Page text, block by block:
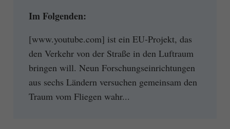
Im Folgenden:
[www.youtube.com] ist ein EU-Projekt, das
den Verkehr von der Straße in den Luftraum
bringen will. Neun Forschungseinrichtungen
aus sechs Ländern versuchen gemeinsam den
Traum vom Fliegen wahr...